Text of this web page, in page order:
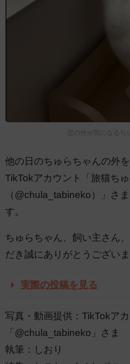
窓の外が気になるち
他の日のちゅらちゃんの外を
TikTokアカウント「旅猫ちゅ
（@chula_tabineko）」さ
す。
ちゅらちゃん、飼い主さん
だき誠にありがとうございま
実際の投稿を見る
写真・動画提供：TikTokアカ
「@chula_tabineko」さま
執筆：しおり